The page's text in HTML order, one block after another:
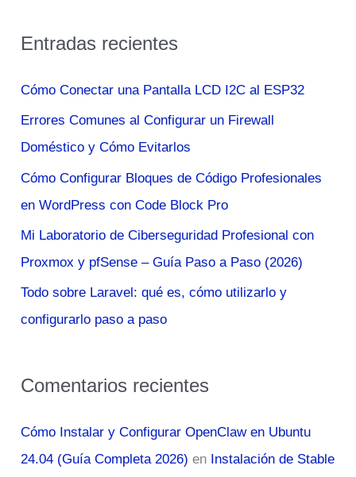
Sociales
Culturales
c
p
o
r
:
Entradas recientes
Cómo Conectar una Pantalla LCD I2C al ESP32
Errores Comunes al Configurar un Firewall
Doméstico y Cómo Evitarlos
Cómo Configurar Bloques de Código Profesionales
en WordPress con Code Block Pro
Mi Laboratorio de Ciberseguridad Profesional con
Proxmox y pfSense – Guía Paso a Paso (2026)
Todo sobre Laravel: qué es, cómo utilizarlo y
configurarlo paso a paso
Comentarios recientes
Cómo Instalar y Configurar OpenClaw en Ubuntu
24.04 (Guía Completa 2026) en Instalación de Stable